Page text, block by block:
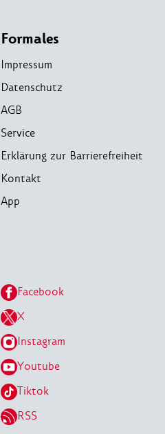
Formales
Impressum
Datenschutz
AGB
Service
Erklärung zur Barrierefreiheit
Kontakt
App
Facebook
X
Instagram
Youtube
Tiktok
RSS